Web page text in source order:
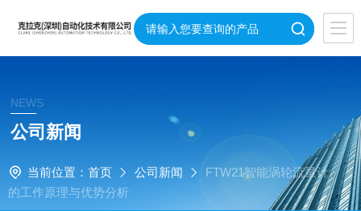
NEWS
公司新闻
当前位置： 首页 公司新闻
FTW21智能涡轮流量计
的工作原理与优势分析